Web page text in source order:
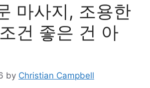
마사지, 조용한
건 좋은 건 아
by Christian Campbell